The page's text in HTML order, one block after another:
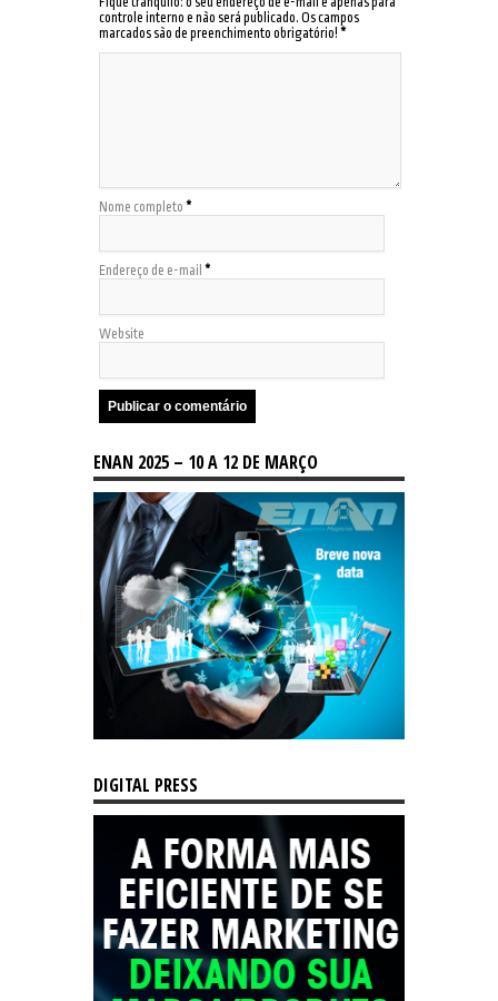
controle interno e não será publicado. Os campos
marcados são de preenchimento obrigatório! *
Nome completo *
Endereço de e-mail *
Website
ENAN 2025 – 10 A 12 DE MARÇO
DIGITAL PRESS